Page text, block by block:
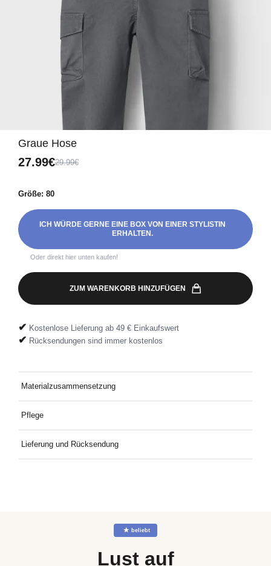
Graue Hose
27.99€29.99€
Größe: 80
ICH WÜRDE GERNE EINE BOX VON EINER STYLISTIN
ERHALTEN.
Oder direkt hier unten kaufen!
ZUM WARENKORB HINZUFÜGEN
✔ Kostenlose Lieferung ab 49 € Einkaufswert
✔ Rücksendungen sind immer kostenlos
Materialzusammensetzung
Pflege
Wäschetrockner trocknen, bei mittlerer Temperatur bügeln, nicht
Lieferung und Rücksendung
☆ beliebt
Lust auf